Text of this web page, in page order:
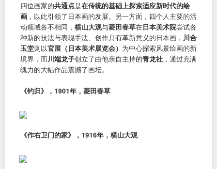
四位画家的共通点是在传统的基础上探索适应新时代的绘
画 ，以此引领了日本画的发展。另一方面，四个人主要的活
动领域各不相同， 横山大观与菱田春草在日本美术院尝试各
种新的技法与表现手法、创作具有革新意义的日本画， 川合
玉堂则以官展（日本美术展览会） 为中心探索风景绘画的新
境界，而川端龙子创立了由他亲自主持的青龙社 ，通过充满
魄力的大幅作品震撼了画坛。
《钓归》，1901年，菱田春草
《作右卫门的家》，1916年，横山大观